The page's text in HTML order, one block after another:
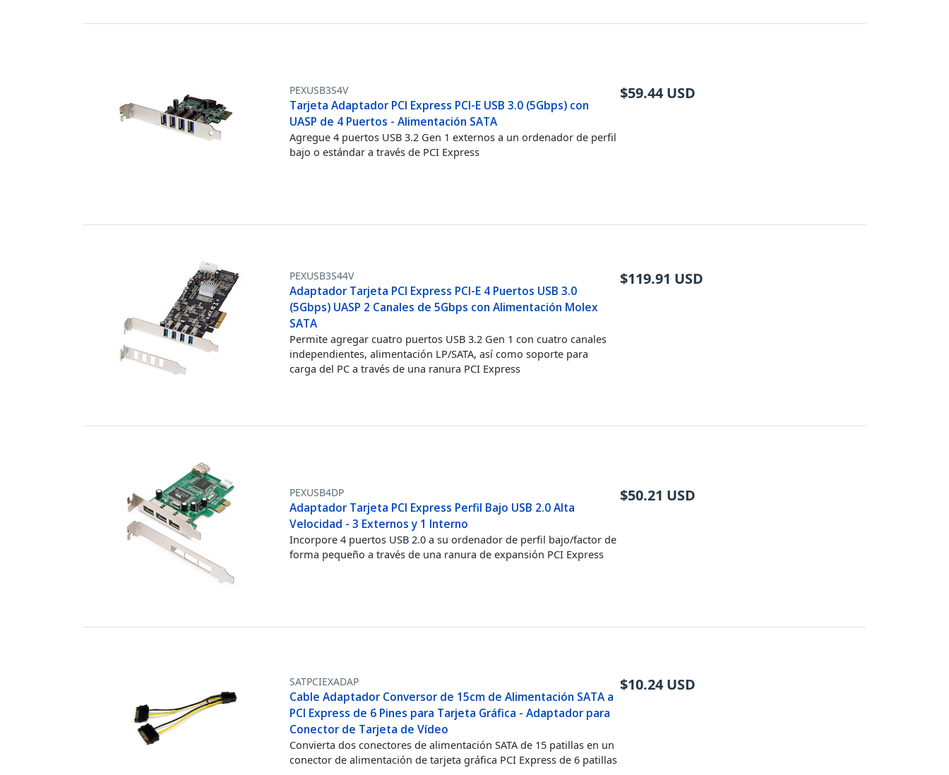
PEXUSB3S4V
Tarjeta Adaptador PCI Express PCI-E USB 3.0 (5Gbps) con
UASP de 4 Puertos - Alimentación SATA
Agregue 4 puertos USB 3.2 Gen 1 externos a un ordenador de perfil
bajo o estándar a través de PCI Express
$59.44 USD
PEXUSB3S44V
Adaptador Tarjeta PCI Express PCI-E 4 Puertos USB 3.0
(5Gbps) UASP 2 Canales de 5Gbps con Alimentación Molex
SATA
Permite agregar cuatro puertos USB 3.2 Gen 1 con cuatro canales
independientes, alimentación LP/SATA, así como soporte para
carga del PC a través de una ranura PCI Express
$119.91 USD
PEXUSB4DP
Adaptador Tarjeta PCI Express Perfil Bajo USB 2.0 Alta
Velocidad - 3 Externos y 1 Interno
Incorpore 4 puertos USB 2.0 a su ordenador de perfil bajo/factor de
forma pequeño a través de una ranura de expansión PCI Express
$50.21 USD
SATPCIEXADAP
Cable Adaptador Conversor de 15cm de Alimentación SATA a
PCI Express de 6 Pines para Tarjeta Gráfica - Adaptador para
Conector de Tarjeta de Vídeo
Convierta dos conectores de alimentación SATA de 15 patillas en un
conector de alimentación de tarjeta gráfica PCI Express de 6 patillas
$10.24 USD